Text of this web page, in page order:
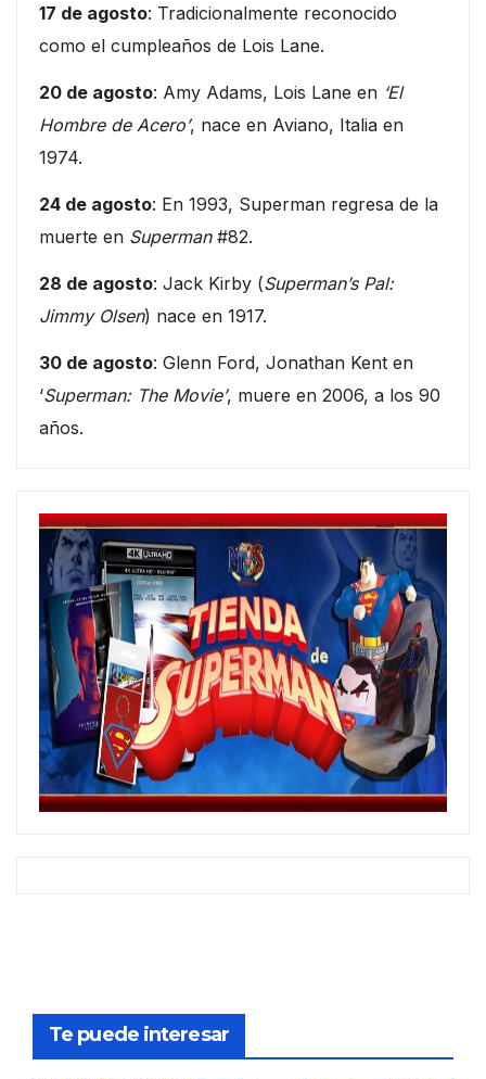
17 de agosto: Tradicionalmente reconocido
como el cumpleaños de Lois Lane.
20 de agosto: Amy Adams, Lois Lane en ‘El
Hombre de Acero’, nace en Aviano, Italia en
1974.
24 de agosto: En 1993, Superman regresa de la
muerte en Superman#82.
28 de agosto: Jack Kirby (Superman’s Pal:
Jimmy Olsen) nace en 1917.
30 de agosto: Glenn Ford, Jonathan Kent en
‘Superman: The Movie’, muere en 2006, a los 90
años.
Te puede interesar